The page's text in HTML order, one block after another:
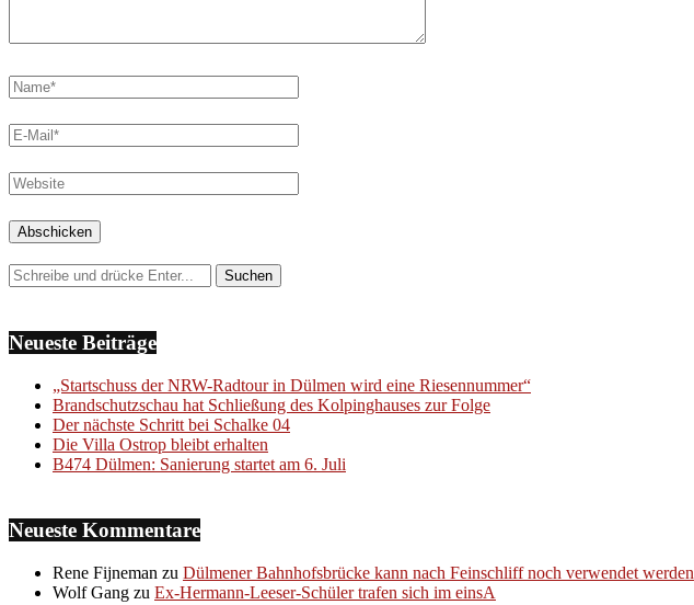
Neueste Beiträge
„Startschuss der NRW-Radtour in Dülmen wird eine Riesennummer“
Brandschutzschau hat Schließung des Kolpinghauses zur Folge
Der nächste Schritt bei Schalke 04
Die Villa Ostrop bleibt erhalten
B474 Dülmen: Sanierung startet am 6. Juli
Neueste Kommentare
Rene Fijneman zu Dülmener Bahnhofsbrücke kann nach Feinschliff noch verwendet werden
Wolf Gang zu Ex-Hermann-Leeser-Schüler trafen sich im einsA